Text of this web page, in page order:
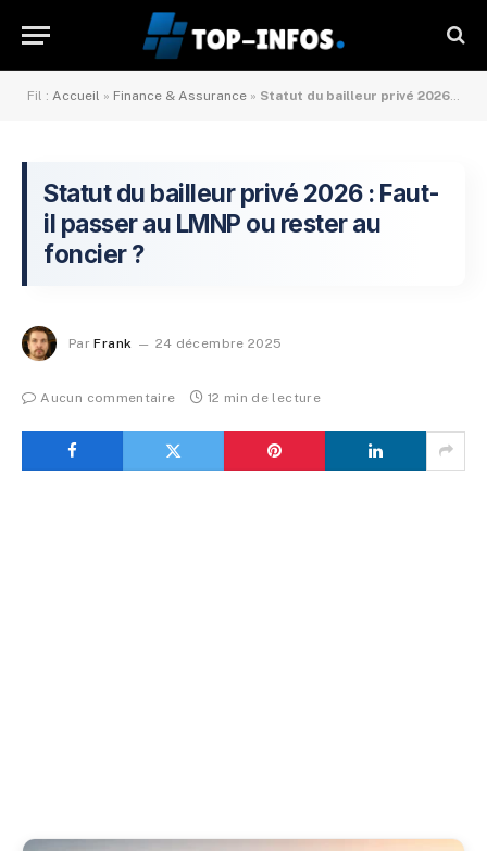
Fil : Accueil » Finance & Assurance » Statut du bailleur privé 2026 : Faut-il passer au LMNP ou rester au foncier ?
Statut du bailleur privé 2026 : Faut-
il passer au LMNP ou rester au
foncier ?
Par Frank 24 décembre 2025
Aucun commentaire 12 min de lecture